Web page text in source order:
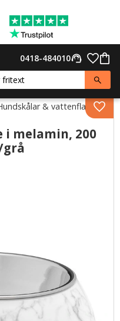
support_agent
0418-484010
& vattenflaskor
i melamin, 200